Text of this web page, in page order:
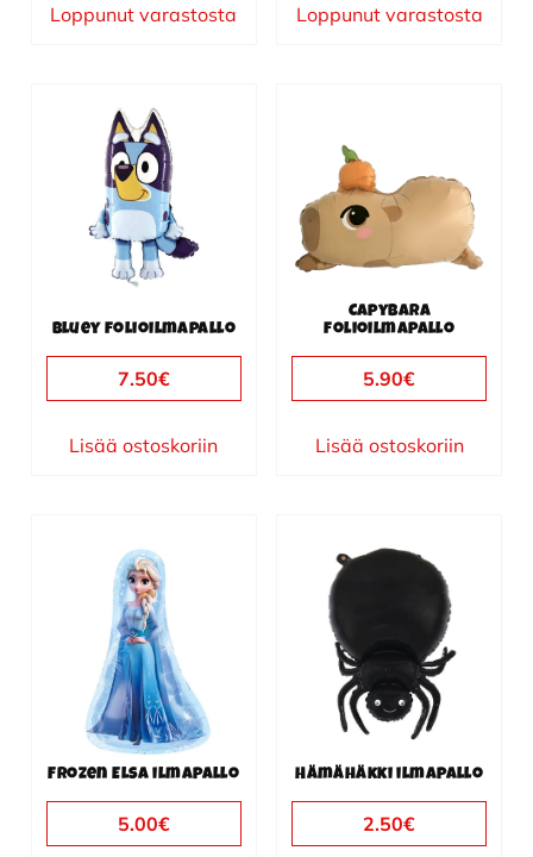
Loppunut varastosta Loppunut varastosta
Bluey folioilmapallo
7.50€
Lisää ostoskoriin
Capybara
folioilmapallo
5.90€
Lisää ostoskoriin
Frozen Elsa ilmapallo
5.00€
Hämähäkki ilmapallo
2.50€